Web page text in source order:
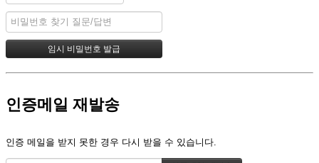
인증메일 재발송
인증 메일을 받지 못한 경우 다시 받을 수 있습니다.